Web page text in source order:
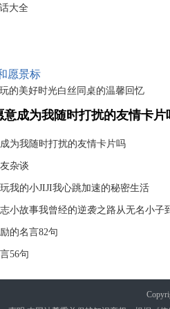
是这个
愿景标
句话大
的美好时光白丝同桌的温馨回忆
意成为我随时打扰的友情卡片
为我随时打扰的友情卡片吗
杂谈
我的小JIJI我心跳加速的秘密生活
的名言82句
56句